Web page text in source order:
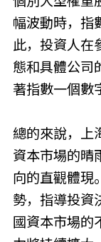
幅波動時，指
此，投資人在
態和具體公司
著指數一個數
總的來說，上
資本市場的晴
向的直觀體現
勢，指導投資
國資本市場的